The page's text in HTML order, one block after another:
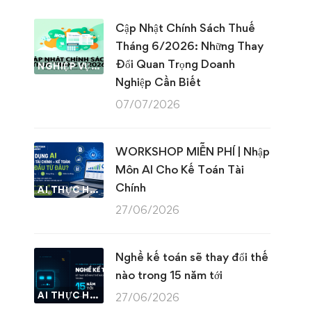
NGHIỆP VỤ KẾ TOÁN & THUẾ
Cập Nhật Chính Sách Thuế
Tháng 6/2026: Những Thay
Đổi Quan Trọng Doanh
Nghiệp Cần Biết
07/07/2026
AI THỰC HÀNH
WORKSHOP MIỄN PHÍ | Nhập
Môn AI Cho Kế Toán Tài
Chính
27/06/2026
AI THỰC HÀNH
Nghề kế toán sẽ thay đổi thế
nào trong 15 năm tới
27/06/2026